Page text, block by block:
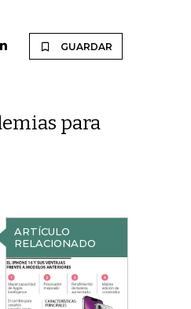
GUARDAR
para
ARTÍCULO
RELACIONADO